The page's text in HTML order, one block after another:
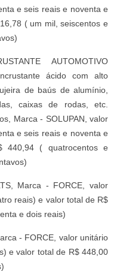
e seis reais e noventa e
( um mil, seiscentos e
AUTOMOTIVO
ácido com alto
de baús de alumínio,
caixas de rodas, etc.
Marca - SOLUPAN, valor
e seis reais e noventa e
440,94 ( quatrocentos e
Marca - FORCE, valor
reais) e valor total de R$
e dois reais)
- FORCE, valor unitário
e valor total de R$ 448,00